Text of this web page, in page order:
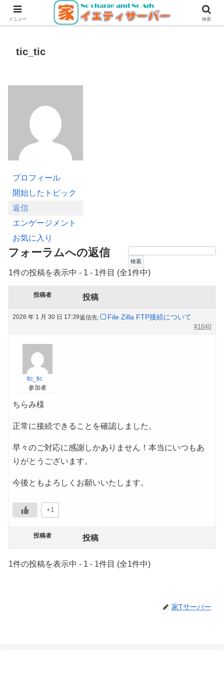
無料・無広告で使えるレンタルサーバー
tic_tic
プロフィール
開始したトピック
返信
エンゲージメント
お気に入り
フォーラムへの返信
1件の投稿を表示中 - 1 - 1件目 (全1件中)
投稿者 投稿
2026 年 1 月 30 日 17:39返信先: File Zilla FTP接続について
#1640
tic_tic
参加者
ちらみ様
正常に接続できることを確認しました。
早々のご対応に感謝しかありません！本当にいつもあ
りがとうございます。
今後ともよろしくお願いいたします。
+1
投稿者 投稿
1件の投稿を表示中 - 1 - 1件目 (全1件中)
家Tサーバー
メニュー 検索